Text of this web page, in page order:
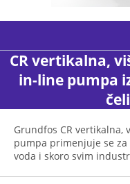
CR vertikalna,
in-line pumpa
Grundfos CR
pumpa primenjuje se
voda i skoro svim